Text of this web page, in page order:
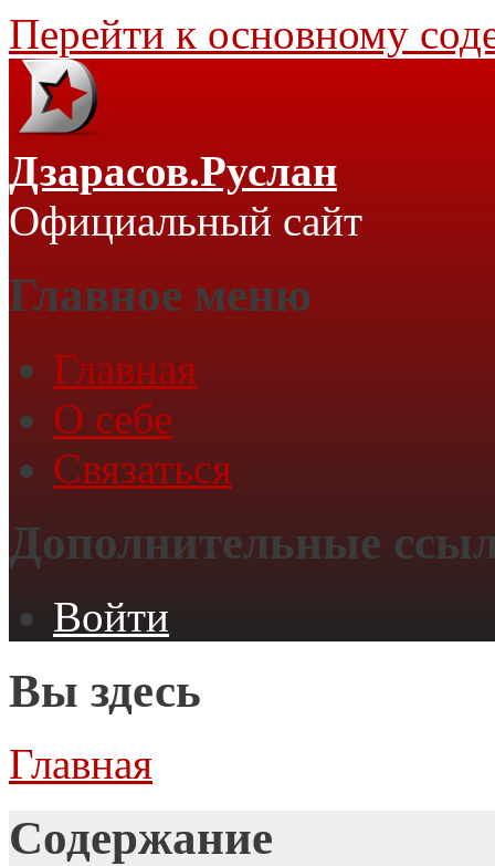
Перейти к основному
Дзарасов.Руслан
Официальный сайт
Главное меню
Главная
О себе
Связаться
Дополнительные
Войти
Вы здесь
Главная
Содержание